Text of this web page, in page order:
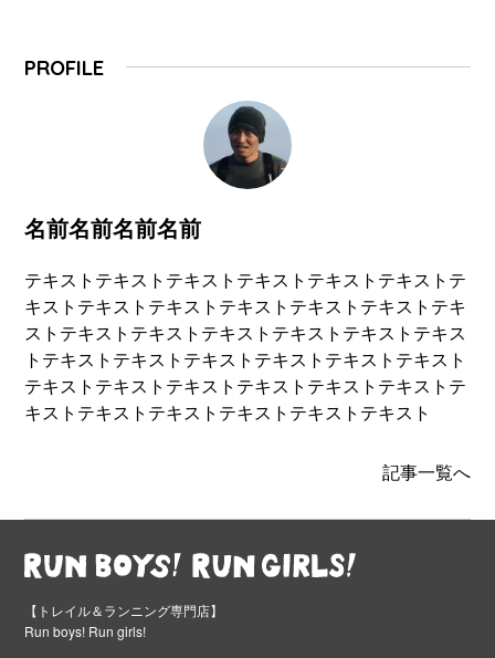
PROFILE
名前名前名前名前
テキストテキストテキストテキストテキストテキストテ
キストテキストテキストテキストテキストテキストテキ
ストテキストテキストテキストテキストテキストテキス
トテキストテキストテキストテキストテキストテキスト
テキストテキストテキストテキストテキストテキストテ
キストテキストテキストテキストテキストテキスト
記事一覧へ
【トレイル＆ランニング専門店】
Run boys! Run girls!